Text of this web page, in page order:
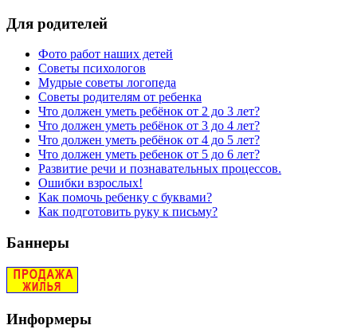
Для родителей
Фото работ наших детей
Советы психологов
Мудрые советы логопеда
Советы родителям от ребенка
Что должен уметь ребёнок от 2 до 3 лет?
Что должен уметь ребёнок от 3 до 4 лет?
Что должен уметь ребёнок от 4 до 5 лет?
Что должен уметь ребенок от 5 до 6 лет?
Развитие речи и познавательных процессов.
Ошибки взрослых!
Как помочь ребенку с буквами?
Как подготовить руку к письму?
Баннеры
Информеры